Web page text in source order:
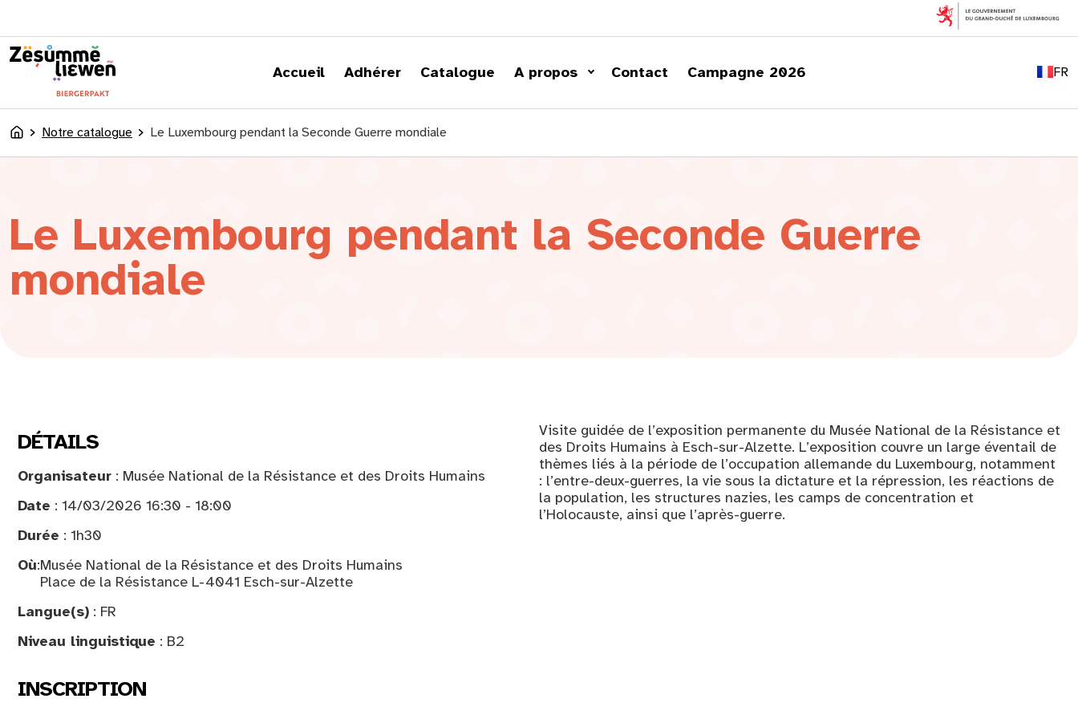
Accueil Adhérer Catalogue A propos Contact Campagne 2026 FR
EN
LU
AccueilNotre catalogue Le Luxembourg pendant la Seconde Guerre mondiale
Le Luxembourg pendant la Seconde Guerre
mondiale
DÉTAILS
Organisateur : Musée National de la Résistance et des Droits Humains
Date : 14/03/2026 16:30 - 18:00
Durée : 1h30
Où:Musée National de la Résistance et des Droits Humains
Place de la Résistance L-4041 Esch-sur-Alzette
Langue(s) : FR
Niveau linguistique : B2
INSCRIPTION
Visite guidée de l’exposition permanente du Musée National de la Résistance et
des Droits Humains à Esch-sur-Alzette. L’exposition couvre un large éventail de
thèmes liés à la période de l’occupation allemande du Luxembourg, notamment
: l’entre-deux-guerres, la vie sous la dictature et la répression, les réactions de
la population, les structures nazies, les camps de concentration et
l’Holocauste, ainsi que l’après-guerre.